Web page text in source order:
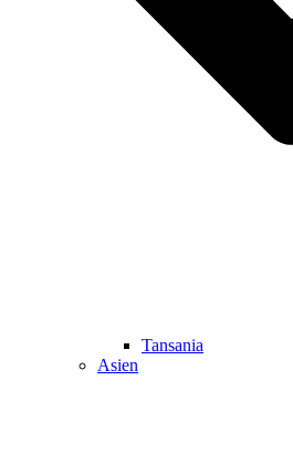
Tansania
Asien